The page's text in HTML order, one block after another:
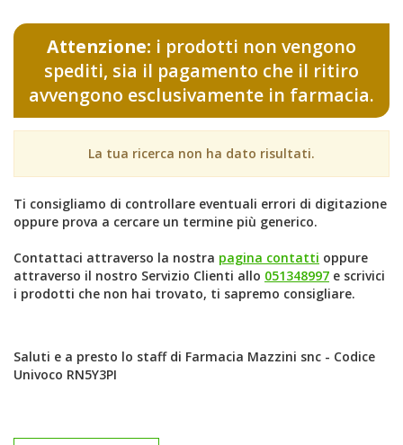
Attenzione: i prodotti non vengono
spediti, sia il pagamento che il ritiro
avvengono esclusivamente in farmacia.
La tua ricerca non ha dato risultati.
Ti consigliamo di controllare eventuali errori di digitazione
oppure prova a cercare un termine più generico.
Contattaci attraverso la nostra pagina contatti oppure
attraverso il nostro Servizio Clienti allo 051348997 e scrivici
i prodotti che non hai trovato, ti sapremo consigliare.
Saluti e a presto lo staff di Farmacia Mazzini snc - Codice
Univoco RN5Y3PI